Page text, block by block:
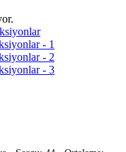
- 1
- 2
- 3